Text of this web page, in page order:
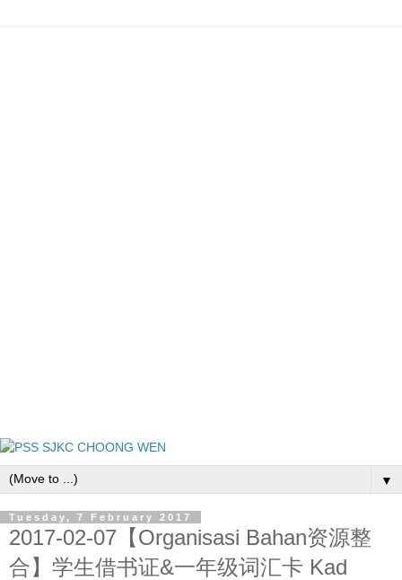
▼
Tuesday, 7 February 2017
2017-02-07【Organisasi Bahan资源整
合】学生借书证&一年级词汇卡 Kad